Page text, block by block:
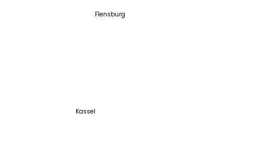
Kassel
Flensburg